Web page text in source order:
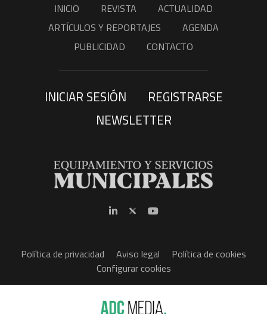
INICIO REVISTA
ACTUALIDAD
ARTÍCULOS Y REPORTAJES
AGENDA
PUBLICIDAD
CONTACTO
INICIAR SESIÓN
REGISTRARSE
NEWSLETTER
Política de privacidad Aviso legal
Política de cookies
Configurar cookies